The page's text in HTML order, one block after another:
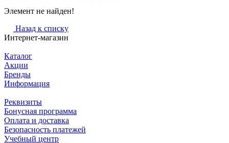
Элемент не найден!
Назад к списку
Интернет-магазин
Каталог
Акции
Бренды
Информация
Реквизиты
Бонусная программа
Оплата и доставка
Безопасность платежей
Учебный центр